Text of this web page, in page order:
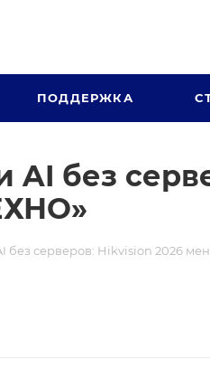
ПОДДЕРЖКА
без
без серверов: Hikvision 2026